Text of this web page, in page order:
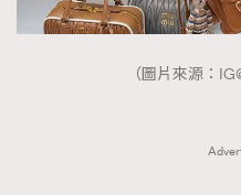
（圖片來源：